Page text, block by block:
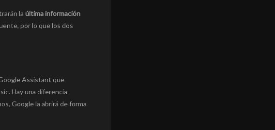
la última información
por lo que los dos
Assistant que
Hay una diferencia
Google la abrirá de forma